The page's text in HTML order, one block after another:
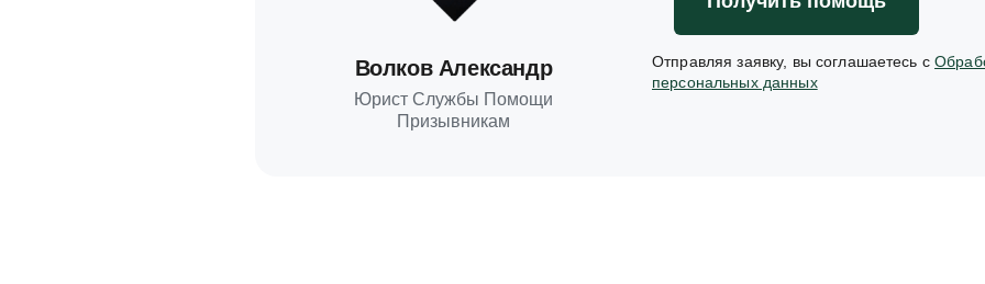
Волков Александр
Юрист Службы Помощи
Призывникам
Отправляя заявку, вы соглашаетесь с
персональных данных